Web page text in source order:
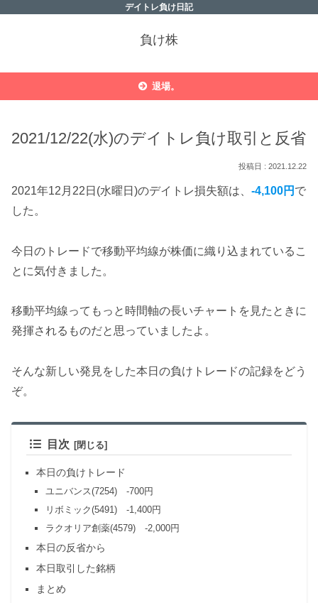
デイトレ負け日記
負け株
退場。
2021/12/22(水)のデイトレ負け取引と反省
2021.12.22
2021年12月22日(水曜日)のデイトレ損失額は、 -4,100円 で
した。
今日のトレードで移動平均線が株価に織り込まれているこ
とに気付きました。
移動平均線ってもっと時間軸の長いチャートを見たときに
発揮されるものだと思っていましたよ。
そんな新しい発見をした本日の負けトレードの記録をどう
ぞ。
目次
本日の負けトレード
ユニバンス(7254) -700円
リボミック(5491) -1,400円
ラクオリア創薬(4579) -2,000円
本日の反省から
本日取引した銘柄
まとめ